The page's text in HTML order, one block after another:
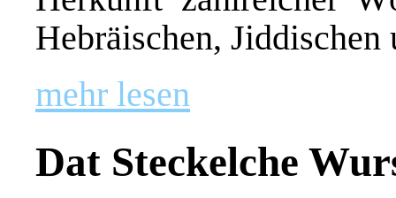
Hebräischen,
mehr lesen
Dat Steckelche